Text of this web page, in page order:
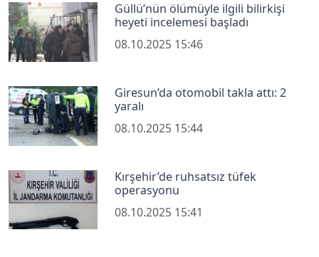
Güllü’nün ölümüyle ilgili bilirkişi
heyeti incelemesi başladı
08.10.2025 15:46
Giresun’da otomobil takla attı: 2
yaralı
08.10.2025 15:44
Kırşehir’de ruhsatsız tüfek
operasyonu
08.10.2025 15:41